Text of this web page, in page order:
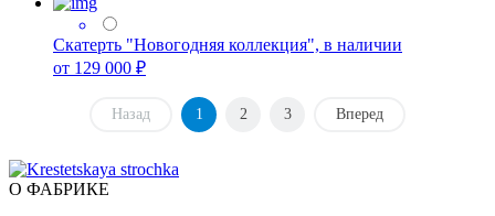
Скатерть "Новогодняя коллекция", в наличии
от 129 000 ₽
Назад 1 2 3 Вперед
О ФАБРИКЕ